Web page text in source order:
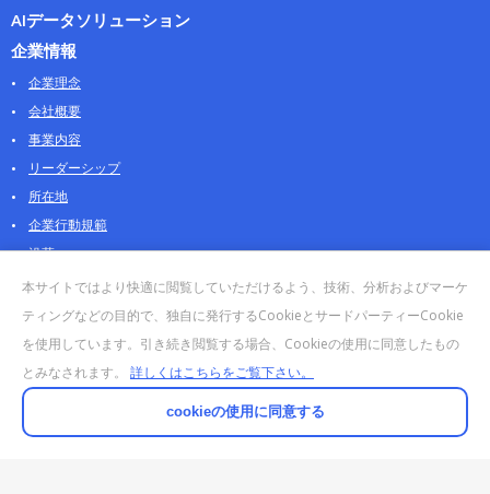
AIデータソリューション
企業情報
企業理念
会社概要
事業内容
リーダーシップ
所在地
企業行動規範
沿革
採用情報
パートナー
お問合せ・販売
法人お問合せについて
AOSストア
本サイトではより快適に閲覧していただけるよう、技術、分析およびマーケ
ティングなどの目的で、独自に発行するCookieとサードパーティーCookie
を使用しています。引き続き閲覧する場合、Cookieの使用に同意したもの
とみなされます。 詳しくはこちらをご覧下さい。
cookieの使用に同意する